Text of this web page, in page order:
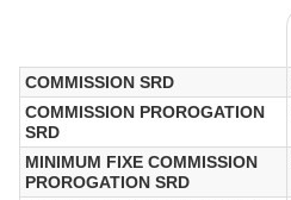
COMMISSION SRD
COMMISSION PROROGATION
SRD
MINIMUM FIXE COMMISSION
PROROGATION SRD